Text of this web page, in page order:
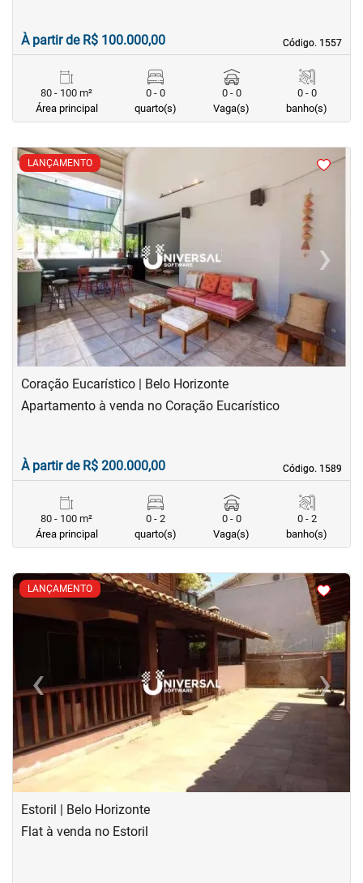
Código. 1557
Código. 1557
À partir de R$ 100.000,00
80 - 100 m²
Área principal
0 - 0
quarto(s)
0 - 0
Vaga(s)
0 - 0
banho(s)
LANÇAMENTO
<<<<
‹Previous ›Next
Coração Eucarístico | Belo Horizonte
Código. 1589
Código. 1589
Apartamento à venda no Coração Eucarístico
À partir de R$ 200.000,00
80 - 100 m²
Área principal
0 - 2
quarto(s)
0 - 0
Vaga(s)
0 - 2
banho(s)
LANÇAMENTO
< <<<
‹Previous ›Next
Estoril | Belo Horizonte
Flat à venda no Estoril